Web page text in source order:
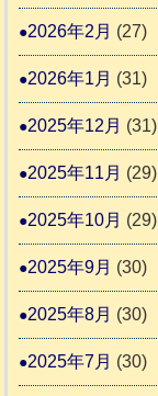
2026年2月 (27)
2026年1月 (31)
2025年12月 (31)
2025年11月 (29)
2025年10月 (29)
2025年9月 (30)
2025年8月 (30)
2025年7月 (30)